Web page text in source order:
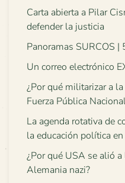
Carta abierta a Pilar
defender la justicia
Panoramas SURCOS
Un correo electrónico
¿Por qué militarizar a
Fuerza Pública
La agenda rotativa de
la educación política
¿Por qué USA se alió
Alemania nazi?